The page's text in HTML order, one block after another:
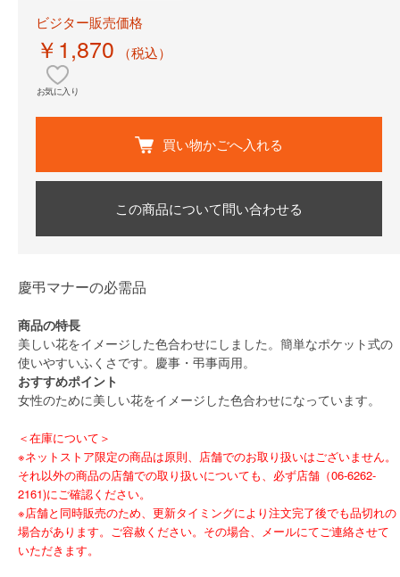
ビジター販売価格
￥1,870 （税込）
お気に入り
買い物かごへ入れる
この商品について問い合わせる
慶弔マナーの必需品
商品の特長
美しい花をイメージした色合わせにしました。簡単なポケット式の
使いやすいふくさです。慶事・弔事両用。
おすすめポイント
女性のために美しい花をイメージした色合わせになっています。
＜在庫について＞
※ネットストア限定の商品は原則、店舗でのお取り扱いはございません。
それ以外の商品の店舗での取り扱いについても、必ず店舗（06-6262-
2161)にご確認ください。
※店舗と同時販売のため、更新タイミングにより注文完了後でも品切れの
場合があります。ご容赦ください。その場合、メールにてご連絡させて
いただきます。